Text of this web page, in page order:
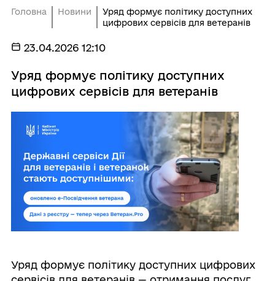
Головна Новини
Уряд формує політику доступних
цифрових сервісів для ветеранів
23.04.2026 12:10
Уряд формує політику доступних
цифрових сервісів для ветеранів
Уряд формує політику доступних цифрових